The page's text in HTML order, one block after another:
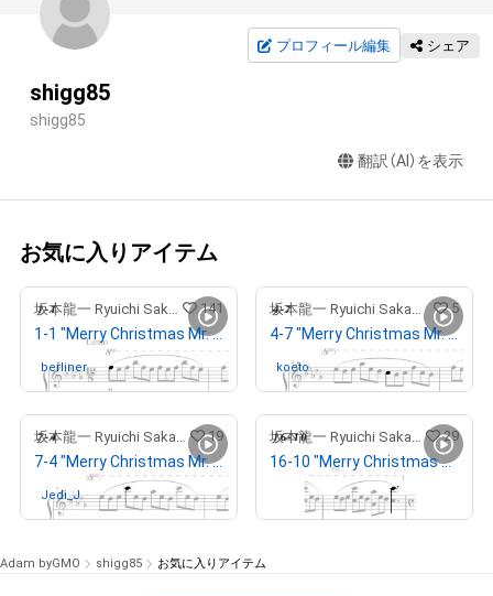
プロフィール編集 シェア
shigg85
shigg85
翻訳（AI）を表示
お気に入りアイテム
坂本龍一 Ryuichi Sakamoto 141
1-1 "Merry Christmas Mr. Lawrence" Ryuichi Sakamoto 坂本 龍一
berlinerさんが保有中
坂本龍一 Ryuichi Sakamoto 5
4-7 "Merry Christmas Mr. Lawrence" Ryuichi Sakamoto 坂本 龍一
koetoさんが保有中
坂本龍一 Ryuichi Sakamoto 19
7-4 "Merry Christmas Mr. Lawrence" Ryuichi Sakamoto 坂本 龍一
Jedi_Jさんが保有中
坂本龍一 Ryuichi Sakamoto 29
16-10 "Merry Christmas Mr. Lawrence" Ryuichi Sakamoto 坂本 龍一
出庫済
Adam byGMO shigg85 お気に入りアイテム